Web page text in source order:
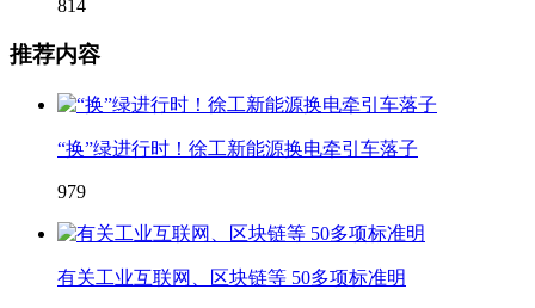
814
推荐内容
“换”绿进行时！徐工新能源换电牵引车落子
979
有关工业互联网、区块链等 50多项标准明